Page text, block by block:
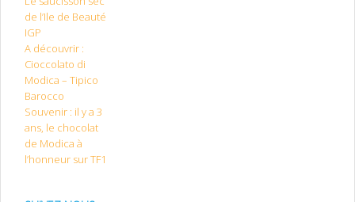
de l’Ile de Beauté
IGP
A découvrir :
Cioccolato di
Modica – Tipico
Barocco
Souvenir : il y a 3
ans, le chocolat
de Modica à
l’honneur sur TF1